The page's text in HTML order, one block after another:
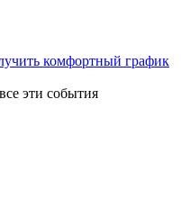
комфортный график
эти события